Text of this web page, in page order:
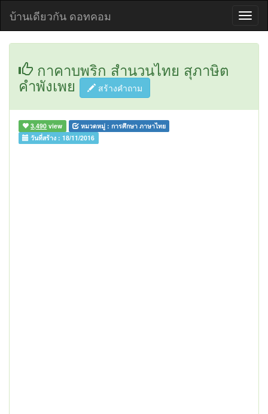
บ้านเดียวกัน ดอทคอม
กาคาบพริก สำนวนไทย สุภาษิต
คำพังเพย สร้างคำถาม
3,490 view หมวดหมู่ : การศึกษา ภาษาไทย
วันที่สร้าง :18/11/2016